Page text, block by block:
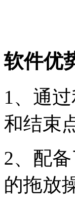
软件优
1、通
和结束
2、配
的拖放